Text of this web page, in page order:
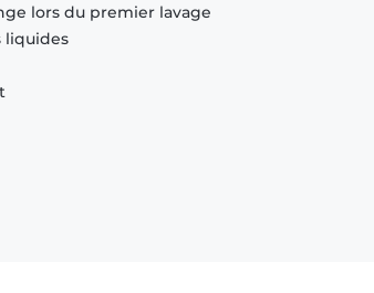
lors du premier lavage
liquides